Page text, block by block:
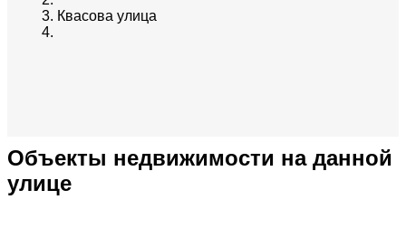
Квасова улица
Объекты недвижимости на данной
улице